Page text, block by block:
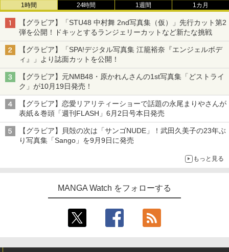
1時間 24時間 1週間 1カ月
【グラビア】「STU48 中村舞 2nd写真集（仮）」先行カット第2
弾を公開！ドキッとするランジェリーカットなど新たな挑戦
【グラビア】「SPA!デジタル写真集 江籠裕奈『エンジェルボデ
ィ』」より誌面カットを公開！
【グラビア】元NMB48・原かれんさんの1st写真集「どストライ
ク」が10月19日発売！
【グラビア】恋愛リアリティーショーで話題の永尾まりやさんが
表紙＆巻頭「週刊FLASH」6月2日号本日発売
【グラビア】貝殻の次は「サンゴNUDE」！武田久美子の23年ぶ
り写真集「Sango」を9月9日に発売
もっと見る
MANGA Watch をフォローする